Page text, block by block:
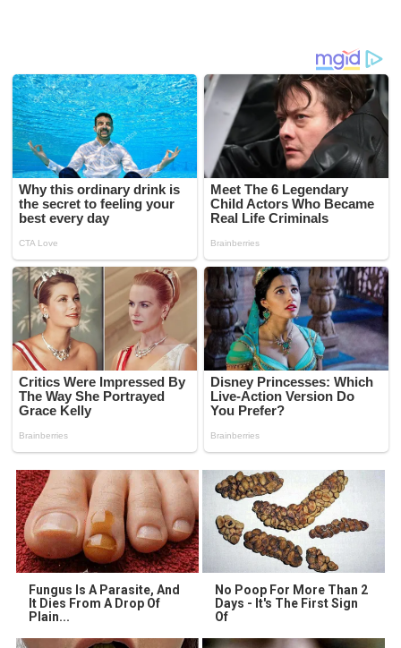
Fungus Is A Parasite, And
It Dies From A Drop Of
Plain...
No Poop For More Than 2
Days - It's The First Sign
Of